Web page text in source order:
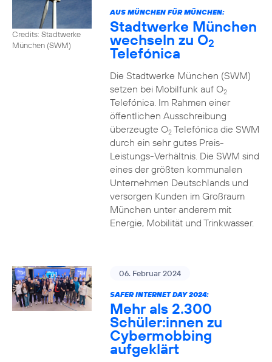
Credits: Stadtwerke
München (SWM)
AUS MÜNCHEN FÜR MÜNCHEN:
Stadtwerke München
wechseln zu O2
Telefónica
Die Stadtwerke München (SWM)
setzen bei Mobilfunk auf O2
Telefónica. Im Rahmen einer
öffentlichen Ausschreibung
überzeugte O2Telefónica die SWM
durch ein sehr gutes Preis-
Leistungs-Verhältnis. Die SWM sind
eines der größten kommunalen
Unternehmen Deutschlands und
versorgen Kunden im Großraum
München unter anderem mit
Energie, Mobilität und Trinkwasser.
06. Februar 2024
SAFER INTERNET DAY 2024:
Mehr als 2.300
Schüler:innen zu
Cybermobbing
aufgeklärt